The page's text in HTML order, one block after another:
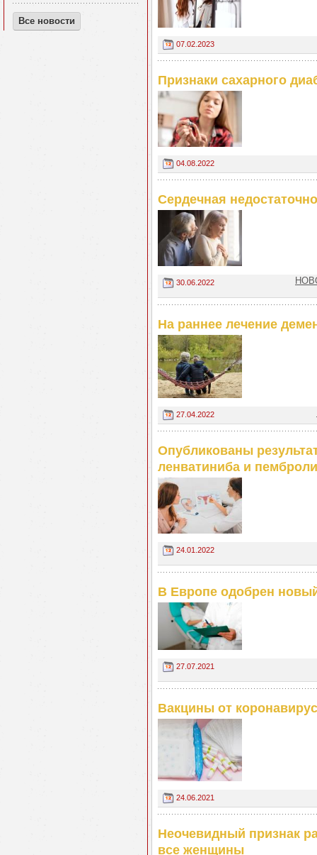
Все новости
07.02.2023
Признаки сахарного
04.08.2022
Сердечная
30.06.2022
На раннее лечение
27.04.2022
Опубликованы
ленватиниба и
24.01.2022
В Европе одобрен
27.07.2021
Вакцины от
24.06.2021
Неочевидный признак
все женщины